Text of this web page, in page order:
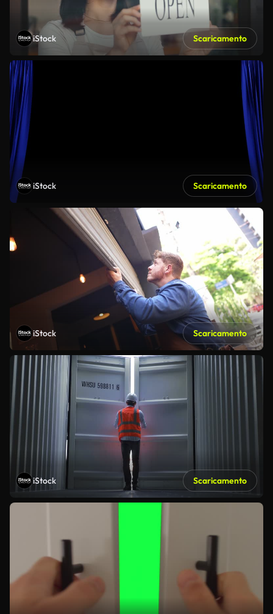
iStock Scaricamento
iStock Scaricamento
iStock Scaricamento
iStock Scaricamento